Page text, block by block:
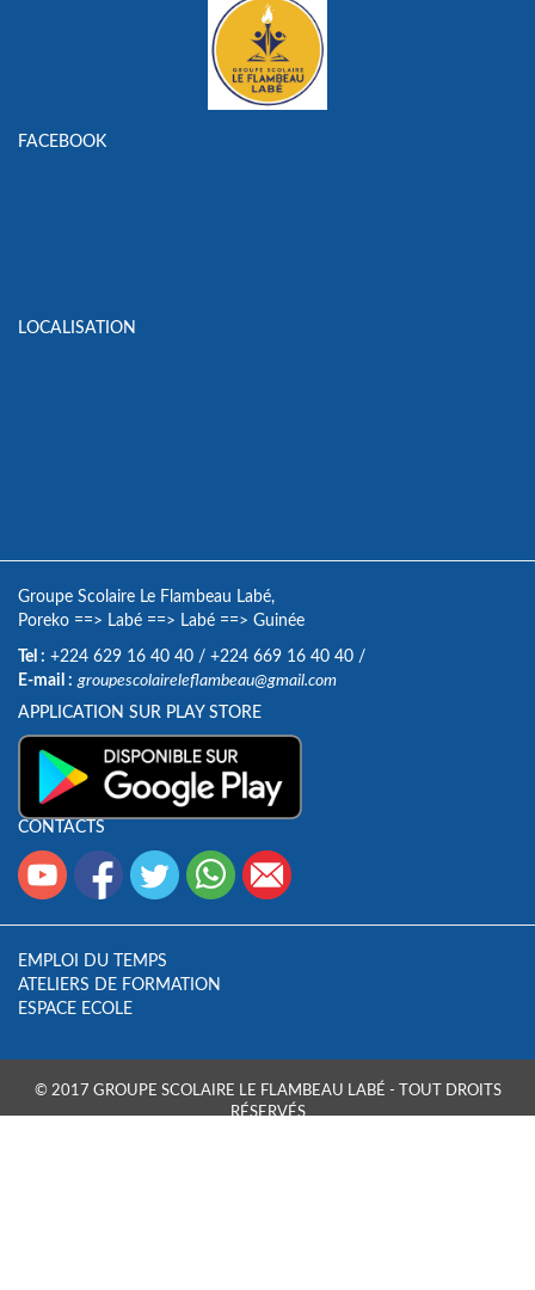
FACEBOOK
LOCALISATION
Groupe Scolaire Le Flambeau Labé,
Poreko ==> Labé ==> Labé ==> Guinée
Tel : +224 629 16 40 40 / +224 669 16 40 40 /
E-mail : groupescolaireleflambeau@gmail.com
APPLICATION SUR PLAY STORE
CONTACTS
EMPLOI DU TEMPS
ATELIERS DE FORMATION
ESPACE ECOLE
© 2017 GROUPE SCOLAIRE LE FLAMBEAU LABÉ - TOUT DROITS
RÉSERVÉS